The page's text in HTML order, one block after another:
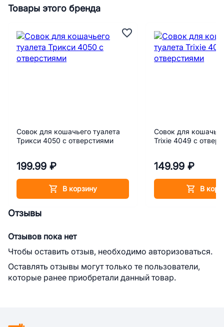
Товары этого бренда
Совок для кошачьего туалета
Трикси 4050 с отверстиями
199.99 ₽
В корзину
Совок для
Trixie 4049 с
149.99 ₽
В
Отзывы
Отзывов пока нет
Чтобы оставить отзыв, необходимо авторизоваться.
Оставлять отзывы могут только те пользователи,
которые ранее приобретали данный товар.